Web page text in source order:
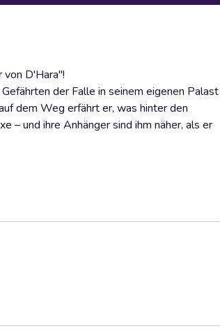
von D'Hara"!
der Falle in seinem eigenen Palast
dem Weg erfährt er, was hinter den
– und ihre Anhänger sind ihm näher, als er